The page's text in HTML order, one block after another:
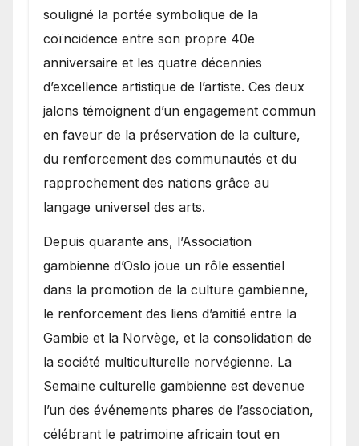
souligné la portée symbolique de la
coïncidence entre son propre 40e
anniversaire et les quatre décennies
d’excellence artistique de l’artiste. Ces deux
jalons témoignent d’un engagement commun
en faveur de la préservation de la culture,
du renforcement des communautés et du
rapprochement des nations grâce au
langage universel des arts.
​Depuis quarante ans, l’Association
gambienne d’Oslo joue un rôle essentiel
dans la promotion de la culture gambienne,
le renforcement des liens d’amitié entre la
Gambie et la Norvège, et la consolidation de
la société multiculturelle norvégienne. La
Semaine culturelle gambienne est devenue
l’un des événements phares de l’association,
célébrant le patrimoine africain tout en